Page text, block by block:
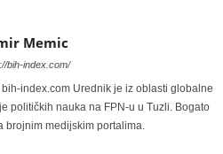
Memic
bih-index.com/
index.com Urednik je iz oblasti globalne
političkih nauka na FPN-u u Tuzli. Bogato
brojnim medijskim portalima.